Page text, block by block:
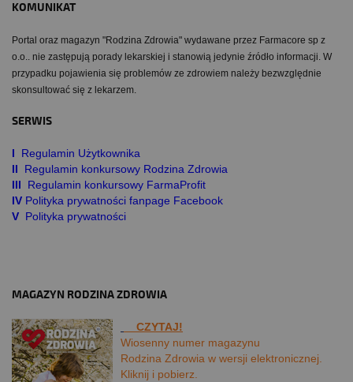
KOMUNIKAT
Portal oraz magazyn "Rodzina Zdrowia" wydawane przez Farmacore sp z
o.o.. nie zastępują porady lekarskiej i stanowią jedynie źródło informacji. W
przypadku pojawienia się problemów ze zdrowiem należy bezwzględnie
skonsultować się z lekarzem.
SERWIS
I Regulamin Użytkownika
II
Regulamin konkursowy Rodzina Zdrowia
III
Regulamin konkursowy FarmaProfit
IV Polityka prywatności fanpage Facebook
V Polityka prywatności
MAGAZYN RODZINA ZDROWIA
CZYTAJ!
Wiosenny numer magazynu
Rodzina Zdrowia w wersji elektronicznej.
Kliknij i pobierz.